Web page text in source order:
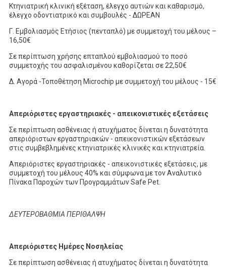
Κτηνιατρική κλινική εξέταση, έλεγχο αυτιών και καθαρισμό,
έλεγχο οδοντιατρικό και συμβουλές - ΔΩΡΕΑΝ
Γ. Εμβολιασμός Ετήσιος (πενταπλό) με συμμετοχή του μέλους –
16,50€
Σε περίπτωση χρήσης επταπλού εμβολιασμού το ποσό
συμμετοχής του ασφαλισμένου καθορίζεται σε 22,50€
Δ. Αγορά -Τοποθέτηση Microchip με συμμετοχή του μέλους - 15€
Απεριόριστες εργαστηριακές - απεικονιστικές εξετάσεις
Σε περίπτωση ασθένειας ή ατυχήματος δίνεται η δυνατότητα
απεριόριστων εργαστηριακών - απεικονιστικών εξετάσεων
στις συμβεβλημένες κτηνιατρικές κλινικές και κτηνιατρεία.
Απεριόριστες εργαστηριακές - απεικονιστικές εξετάσεις, με
συμμετοχή του μέλους 40% και σύμφωνα με τον Αναλυτικό
Πίνακα Παροχών των Προγραμμάτων Safe Pet.
ΔΕΥΤΕΡΟΒΑΘΜΙΑ ΠΕΡΙΘΑΛΨΗ
Απεριόριστες Ημέρες Νοσηλείας
Σε περίπτωση ασθένειας ή ατυχήματος δίνεται η δυνατότητα